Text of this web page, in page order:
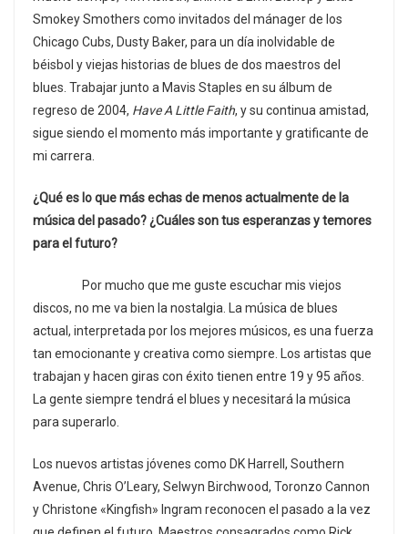
Smokey Smothers como invitados del mánager de los
Chicago Cubs, Dusty Baker, para un día inolvidable de
béisbol y viejas historias de blues de dos maestros del
blues. Trabajar junto a Mavis Staples en su álbum de
regreso de 2004, Have A Little Faith, y su continua amistad,
sigue siendo el momento más importante y gratificante de
mi carrera.
¿Qué es lo que más echas de menos actualmente de la
música del pasado? ¿Cuáles son tus esperanzas y temores
para el futuro?
Por mucho que me guste escuchar mis viejos
discos, no me va bien la nostalgia. La música de blues
actual, interpretada por los mejores músicos, es una fuerza
tan emocionante y creativa como siempre. Los artistas que
trabajan y hacen giras con éxito tienen entre 19 y 95 años.
La gente siempre tendrá el blues y necesitará la música
para superarlo.
Los nuevos artistas jóvenes como DK Harrell, Southern
Avenue, Chris O’Leary, Selwyn Birchwood, Toronzo Cannon
y Christone «Kingfish» Ingram reconocen el pasado a la vez